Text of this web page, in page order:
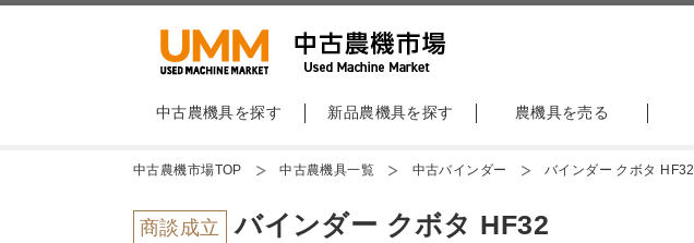
中古農機具を探す 新品農機具を探す 農機具を売る
中古農機市場TOP 中古農機具一覧 中古バインダー バインダー クボタ HF32
商談成立 バインダー クボタ HF32